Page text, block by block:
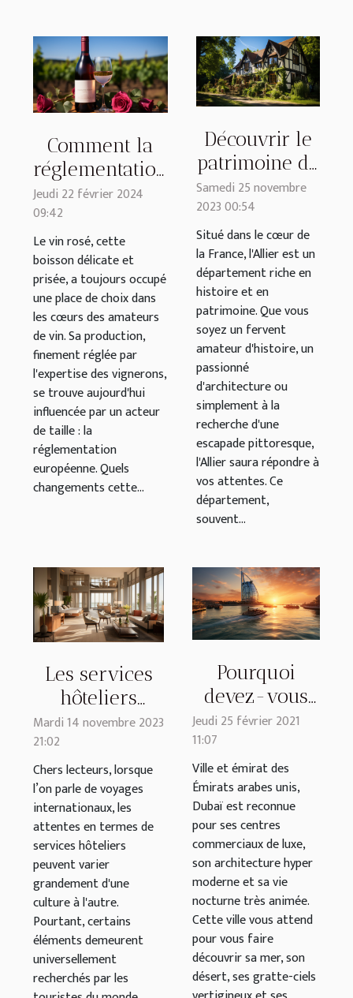
Comment la
réglementation
européenne
affecte la
production de
vin rosé
Jeudi 22 février 2024
09:42
Le vin rosé, cette
boisson délicate et
prisée, a toujours occupé
une place de choix dans
les cœurs des amateurs
de vin. Sa production,
finement réglée par
l'expertise des vignerons,
se trouve aujourd'hui
influencée par un acteur
de taille : la
réglementation
européenne. Quels
changements cette...
Découvrir le
patrimoine de
l'Allier lors
de votre
séjour dans
un gîte de
groupe
Samedi 25 novembre
2023 00:54
Situé dans le cœur de
la France, l'Allier est un
département riche en
histoire et en
patrimoine. Que vous
soyez un fervent
amateur d'histoire, un
passionné
d'architecture ou
simplement à la
recherche d'une
escapade pittoresque,
l'Allier saura répondre à
vos attentes. Ce
département,
souvent...
Les services
hôteliers
indispensables
touristes
internationaux
Mardi 14 novembre 2023
21:02
Chers lecteurs, lorsque
l’on parle de voyages
internationaux, les
attentes en termes de
services hôteliers
peuvent varier
grandement d'une
culture à l'autre.
Pourtant, certains
éléments demeurent
universellement
recherchés par les
Pourquoi
devez-vous
visiter Dubaï ?
Jeudi 25 février 2021
11:07
Ville et émirat des
Émirats arabes unis,
Dubaï est reconnue
pour ses centres
commerciaux de luxe,
son architecture hyper
moderne et sa vie
nocturne très animée.
Cette ville vous attend
pour vous faire
découvrir sa mer, son
désert, ses gratte-ciels